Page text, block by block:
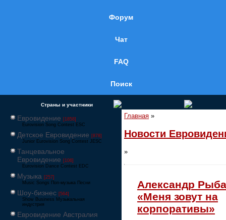
Форум
Чат
FAQ
Поиск
Страны и участники
Евровидение [1858]
Eurovision Song Contest ESC
Детское Евровидение [878]
Junior Eurovision Song Contest JESC
Танцевальное
Евровидение [106]
Eurovision Dance Contest EDC
Музыка [257]
Music Songs Поп-музыка Песни
Шоу-бизнес [564]
Show Business Музыкальная
индустрия
Евровидение Австралия
Главная »
Новости
»
Александр
«Меня зовут на
корпоративы»